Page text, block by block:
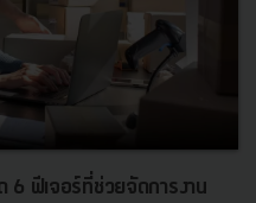
6 ฟีเจอร์ที่ช่วยจัดการงาน